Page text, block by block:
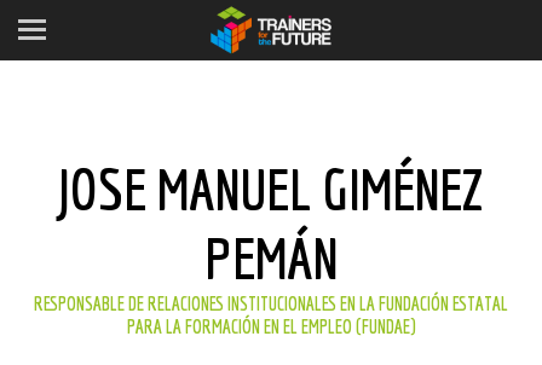
JOSE MANUEL GIMÉNEZ
PEMÁN
RESPONSABLE DE RELACIONES INSTITUCIONALES EN LA FUNDACIÓN ESTATAL
PARA LA FORMACIÓN EN EL EMPLEO (FUNDAE)